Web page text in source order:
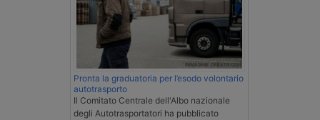
Pronta la graduatoria per l’esodo volontario
autotrasporto
Il Comitato Centrale dell'Albo nazionale
degli Autotrasportatori ha pubblicato